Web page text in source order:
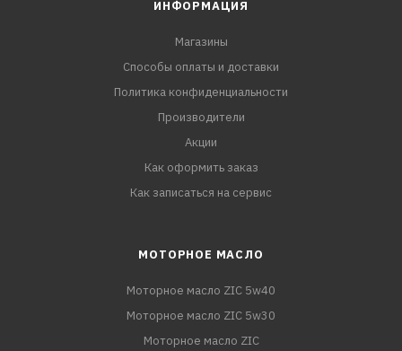
ИНФОРМАЦИЯ
Магазины
Способы оплаты и доставки
Политика конфиденциальности
Производители
Акции
Как оформить заказ
Как записаться на сервис
МОТОРНОЕ МАСЛО
Моторное масло ZIC 5w40
Моторное масло ZIC 5w30
Моторное масло ZIC